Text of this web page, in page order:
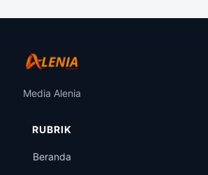
Media Alenia
RUBRIK
Beranda